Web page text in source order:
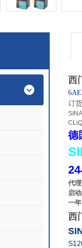
西
订
德
代
启
一
西